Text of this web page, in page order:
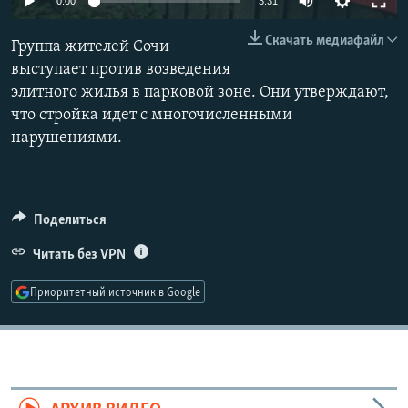
РАСПИСАНИЕ ВЕЩАНИЯ
ПОДПИШИТЕСЬ НА РАССЫЛКУ
СОЦИАЛЬНЫЕ СЕТИ
Все сайты РСЕ/РС
240p 480p
480p
Скачать медиафайл
Группа жителей Сочи
выступает против возведения
элитного жилья в парковой зоне. Они утверждают,
что стройка идет с многочисленными
нарушениями.
Поделиться
Читать без VPN
Приоритетный источник в Google